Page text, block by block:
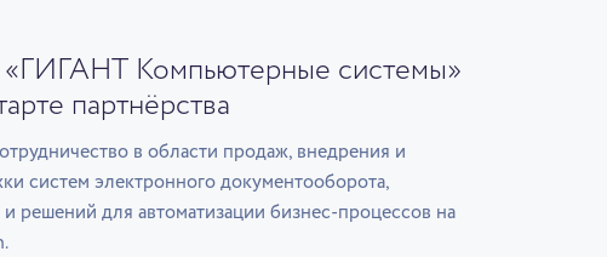
Компьютерные системы»
партнёрства
в области продаж, внедрения и
систем электронного документооборота,
решений для автоматизации бизнес-процессов на